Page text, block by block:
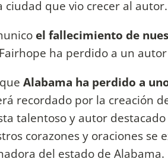
ciudad que vio crecer al autor.
el fallecimiento de
ha perdido a un
Alabama ha perdido a
recordado por la creación
talentoso y autor
corazones y oraciones se
del estado de Alabama.